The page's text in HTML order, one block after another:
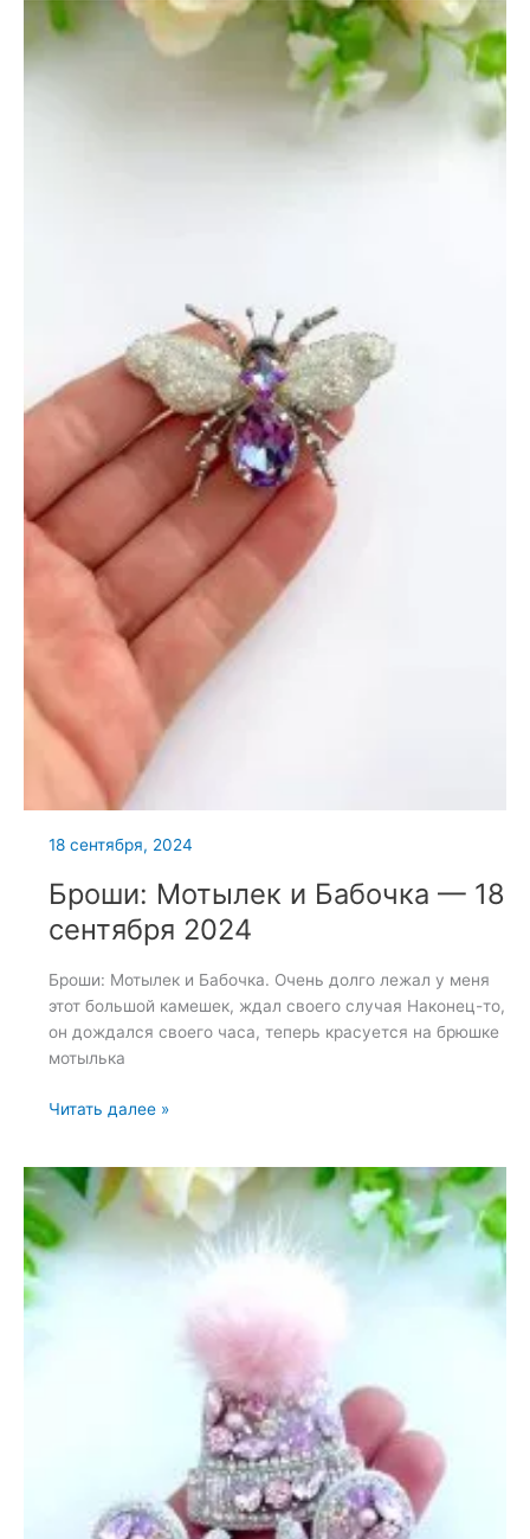
Медвежонок
18 сентября, 2024
Броши: Мотылек и Бабочка — 18
сентября 2024
Броши: Мотылек и Бабочка. Очень долго лежал у меня
этот большой камешек, ждал своего случая Наконец-то,
он дождался своего часа, теперь красуется на брюшке
мотылька
Броши:
Бабочка
—
18
сентября
Читать далее »